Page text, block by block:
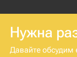
Нужна
Давайте